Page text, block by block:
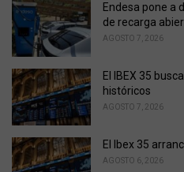
o
r
i
:
Endesa pone a
de recarga
AGOSTO 7, 2026
El IBEX 35
históricos
AGOSTO 7, 2026
El Ibex 35
AGOSTO 6, 2026